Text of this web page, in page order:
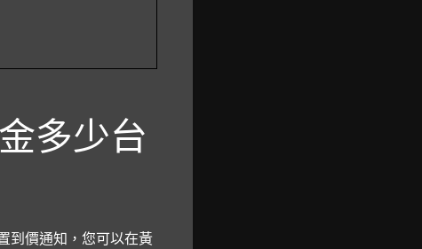
多少台
到價通知，您可以在黃